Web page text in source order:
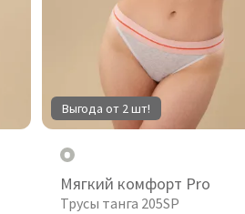
Выгода от 2 шт!
Мягкий комфорт Pro
Трусы танга 205SP